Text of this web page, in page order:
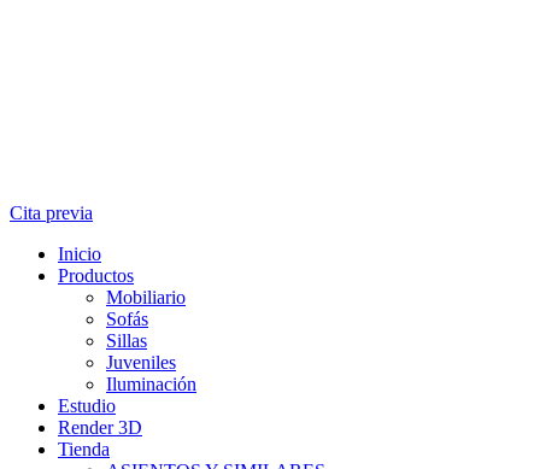
Cita previa
Inicio
Productos
Mobiliario
Sofás
Sillas
Juveniles
Iluminación
Estudio
Render 3D
Tienda